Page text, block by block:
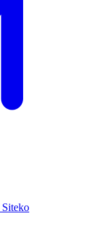
Siteko